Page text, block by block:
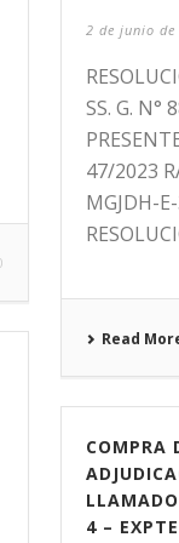
2 de junio de
SS. G. N°
47/2023
MGJDH-
Read
COMPRA
4 –